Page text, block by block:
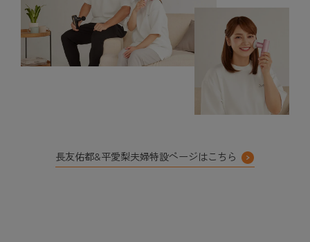
長友佑都&平愛梨夫婦特設ページはこちら